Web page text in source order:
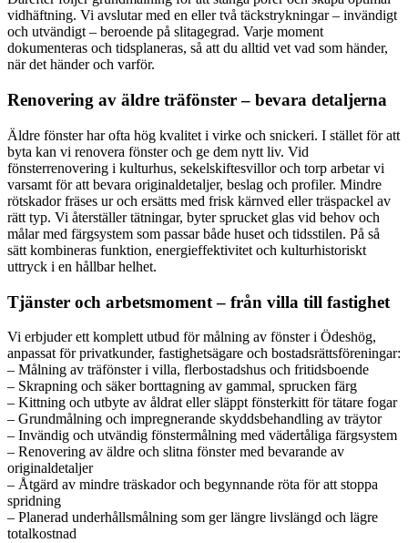
vidhäftning. Vi avslutar med en eller två täckstrykningar – invändigt
och utvändigt – beroende på slitagegrad. Varje moment
dokumenteras och tidsplaneras, så att du alltid vet vad som händer,
när det händer och varför.
Renovering av äldre träfönster – bevara detaljerna
Äldre fönster har ofta hög kvalitet i virke och snickeri. I stället för att
byta kan vi renovera fönster och ge dem nytt liv. Vid
fönsterrenovering i kulturhus, sekelskiftesvillor och torp arbetar vi
varsamt för att bevara originaldetaljer, beslag och profiler. Mindre
rötskador fräses ur och ersätts med frisk kärnved eller träspackel av
rätt typ. Vi återställer tätningar, byter sprucket glas vid behov och
målar med färgsystem som passar både huset och tidsstilen. På så
sätt kombineras funktion, energi­effektivitet och kulturhistoriskt
uttryck i en hållbar helhet.
Tjänster och arbetsmoment – från villa till fastighet
Vi erbjuder ett komplett utbud för målning av fönster i Ödeshög,
anpassat för privatkunder, fastighetsägare och bostadsrättsföreningar:
– Målning av träfönster i villa, flerbostadshus och fritidsboende
– Skrapning och säker borttagning av gammal, sprucken färg
– Kittning och utbyte av åldrat eller släppt fönsterkitt för tätare fogar
– Grundmålning och impregnerande skyddsbehandling av träytor
– Invändig och utvändig fönstermålning med vädertåliga färgsystem
– Renovering av äldre och slitna fönster med bevarande av
originaldetaljer
– Åtgärd av mindre träskador och begynnande röta för att stoppa
spridning
– Planerad underhållsmålning som ger längre livslängd och lägre
totalkostnad